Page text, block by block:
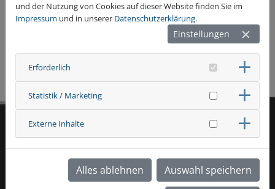
ÖFFNUNGSZEITEN
VERKAUF & AUSSTELLUNG
und der Nutzung von Cookies auf dieser Website finden Sie im
Impressum und in unserer Datenschutzerklärung.
Einstellungen
Erforderlich
Statistik / Marketing
Externe Inhalte
Alles ablehnen Auswahl speichern